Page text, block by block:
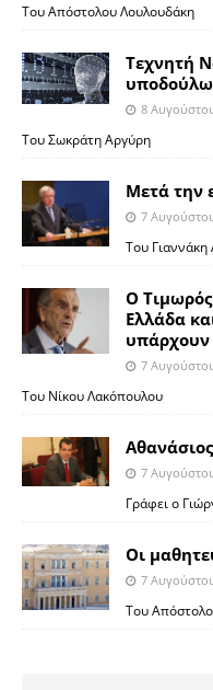
Του Απόστολου Λουλουδάκη
Τεχνητή
8
Του Σωκράτη Αργύρη
Μετά την
7
Του
Ο
Ελλάδα
υπάρχουν
7
Του Νίκου Λακόπουλου
7
Γράφει ο
Οι
7
Του